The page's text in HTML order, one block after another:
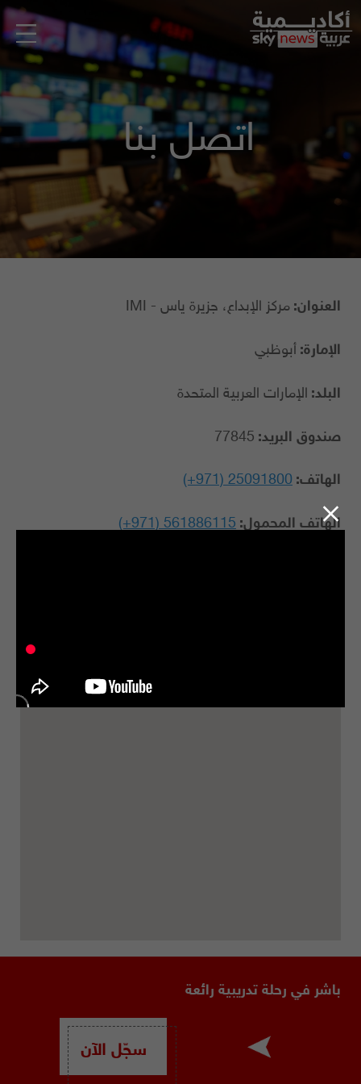
اتصل بنا
العنوان:مركز الإبداع، جزيرة ياس - IMI
الإمارة:أبوظبي
البلد:الإمارات العربية المتحدة
صندوق البريد:77845
الهاتف:(+971) 25091800
الهاتف المحمول:(+971) 561886115
باشر في رحلة تدريبية رائعة
سجّل الآن